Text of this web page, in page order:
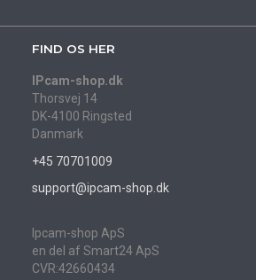
FIND OS HER
IPcam-shop.dk
Thorsvej 14
DK-4100 Ringsted
Danmark
+45 70701009
support@ipcam-shop.dk
Ipcam-shop ApS
en del af Smart24 ApS
CVR:42660434